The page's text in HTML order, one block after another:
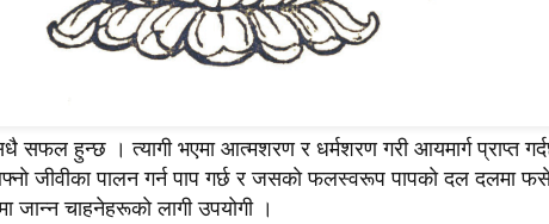
सफल हुन्छ । त्यागी भएमा आत्मशरण र धर्मशरण गरी आयमार्ग प्राप्त
जीवीका पालन गर्न पाप गर्छ र जसकाे फलस्वरूप पापकाे दल दलमा
जान्न चाहनेहरूकाे लागी उपयाेगी ।